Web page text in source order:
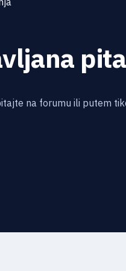
na forumu ili putem